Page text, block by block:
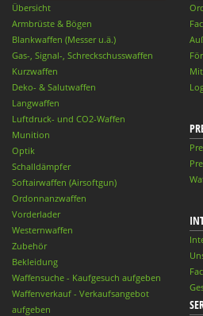
Übersicht
Armbrüste & Bögen
Blankwaffen (Messer u.ä.)
Gas-, Signal-, Schreckschusswaffen
Kurzwaffen
Deko- & Salutwaffen
Langwaffen
Luftdruck- und CO2-Waffen
Munition
Optik
Schalldämpfer
Softairwaffen (Airsoftgun)
Ordonnanzwaffen
Vorderlader
Westernwaffen
Zubehör
Bekleidung
Waffensuche - Kaufgesuch aufgeben
Waffenverkauf - Verkaufsangebot
aufgeben